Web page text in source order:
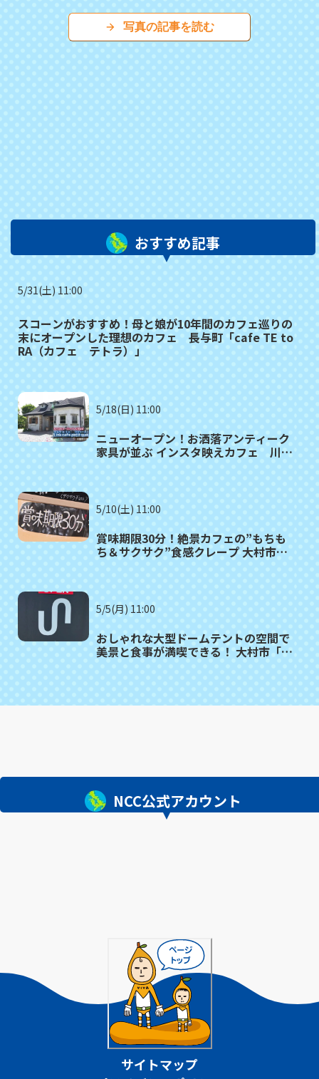
写真の記事を読む
おすすめ記事
5/31(土) 11:00
スコーンがおすすめ！母と娘が10年間のカフェ巡りの
末にオープンした理想のカフェ 長与町「cafe TE to
RA（カフェ テトラ）」
5/18(日) 11:00
ニューオープン！お洒落アンティーク
家具が並ぶ インスタ映えカフェ 川棚
5/10(土) 11:00
賞味期限30分！絶景カフェの”もちも
ち＆サクサク”食感クレープ 大村市
5/5(月) 11:00
おしゃれな大型ドームテントの空間で
美景と食事が満喫できる！ 大村市「カ
NCC公式アカウント
サイトマップ